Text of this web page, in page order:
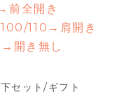
開き
110→肩開き
き無し
セット/ギフト